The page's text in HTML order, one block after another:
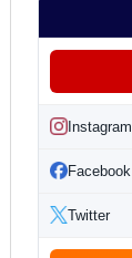
Instagram
Facebook
Twitter